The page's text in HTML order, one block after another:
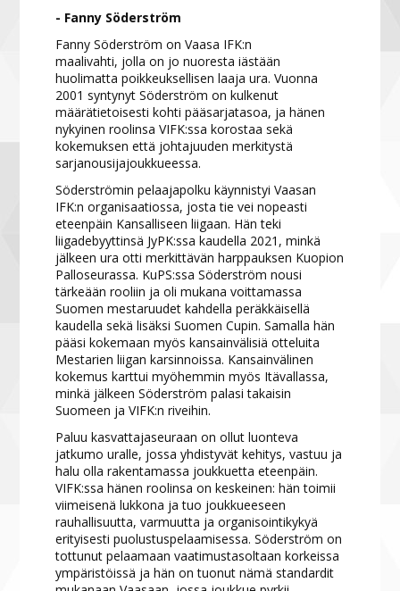
- Fanny Söderström
Fanny Söderström on Vaasa IFK:n
maalivahti, jolla on jo nuoresta iästään
huolimatta poikkeuksellisen laaja ura. Vuonna
2001 syntynyt Söderström on kulkenut
määrätietoisesti kohti pääsarjatasoa, ja hänen
nykyinen roolinsa VIFK:ssa korostaa sekä
kokemuksen että johtajuuden merkitystä
sarjanousijajoukkueessa.
Söderströmin pelaajapolku käynnistyi Vaasan
IFK:n organisaatiossa, josta tie vei nopeasti
eteenpäin Kansalliseen liigaan. Hän teki
liigadebyyttinsä JyPK:ssa kaudella 2021, minkä
jälkeen ura otti merkittävän harppauksen Kuopion
Palloseurassa. KuPS:ssa Söderström nousi
tärkeään rooliin ja oli mukana voittamassa
Suomen mestaruudet kahdella peräkkäisellä
kaudella sekä lisäksi Suomen Cupin. Samalla hän
pääsi kokemaan myös kansainvälisiä otteluita
Mestarien liigan karsinnoissa. Kansainvälinen
kokemus karttui myöhemmin myös Itävallassa,
minkä jälkeen Söderström palasi takaisin
Suomeen ja VIFK:n riveihin.
Paluu kasvattajaseuraan on ollut luonteva
jatkumo uralle, jossa yhdistyvät kehitys, vastuu ja
halu olla rakentamassa joukkuetta eteenpäin.
VIFK:ssa hänen roolinsa on keskeinen: hän toimii
viimeisenä lukkona ja tuo joukkueeseen
rauhallisuutta, varmuutta ja organisointikykyä
erityisesti puolustuspelaamisessa. Söderström on
tottunut pelaamaan vaatimustasoltaan korkeissa
ympäristöissä ja hän on tuonut nämä standardit